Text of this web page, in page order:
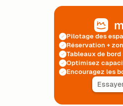
Pilotage des
Réservation +
Tableaux de
Optimisez
Encouragez les